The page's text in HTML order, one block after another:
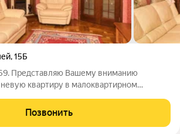
,15Б
Представляю Вашему вниманию
квартиру в малоквартирном
3 этаже. Три просторные комнаты
кухня 16 кв.м, два
Позвонить